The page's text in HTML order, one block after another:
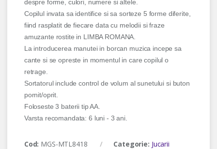
despre forme, culori, numere si altele.
Copilul invata sa identifice si sa sorteze 5 forme diferite,
fiind rasplatit de fiecare data cu melodii si fraze
amuzante rostite in LIMBA ROMANA.
La introducerea manutei in borcan muzica incepe sa
cante si se opreste in momentul in care copilul o
retrage.
Sortatorul include control de volum al sunetului si buton
pornit/oprit.
Foloseste 3 baterii tip AA.
Varsta recomandata: 6 luni - 3 ani.
Cod: MGS-MTL8418 Categorie: Jucarii